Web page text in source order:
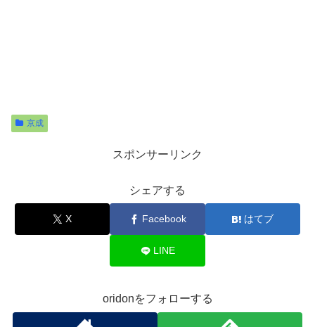
京成
スポンサーリンク
シェアする
X Facebook はてブ
LINE
oridonをフォローする